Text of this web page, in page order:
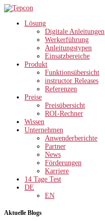
Lösung
Digitale Anleitungen
Werkerführung
Anleitungstypen
Einsatzbereiche
Produkt
Funktionsübersicht
instructor Releases
Referenzen
Preise
Preisübersicht
ROI-Rechner
Wissen
Unternehmen
Anwenderberichte
Partner
News
Förderungen
Karriere
14 Tage Test
DE
EN
Aktuelle Blogs